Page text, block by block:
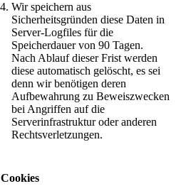
Wir speichern aus
Sicherheitsgründen diese Daten in
Server-Logfiles für die
Speicherdauer von 90 Tagen.
Nach Ablauf dieser Frist werden
diese automatisch gelöscht, es sei
denn wir benötigen deren
Aufbewahrung zu Beweiszwecken
bei Angriffen auf die
Serverinfrastruktur oder anderen
Rechtsverletzungen.
Cookies